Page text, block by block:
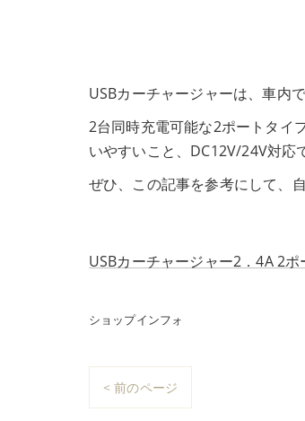
USBカーチャージャーは、車内
2台同時充電可能な2ポートタイ
いやすいこと、DC12V/24V対応
ぜひ、この記事を参考にして、
USBカーチャージャー2．4A 2
ショップインフォ
< 前のページ